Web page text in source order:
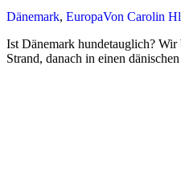
Dänemark, EuropaVon Carolin
Ist Dänemark hundetauglich?
Strand, danach in einen